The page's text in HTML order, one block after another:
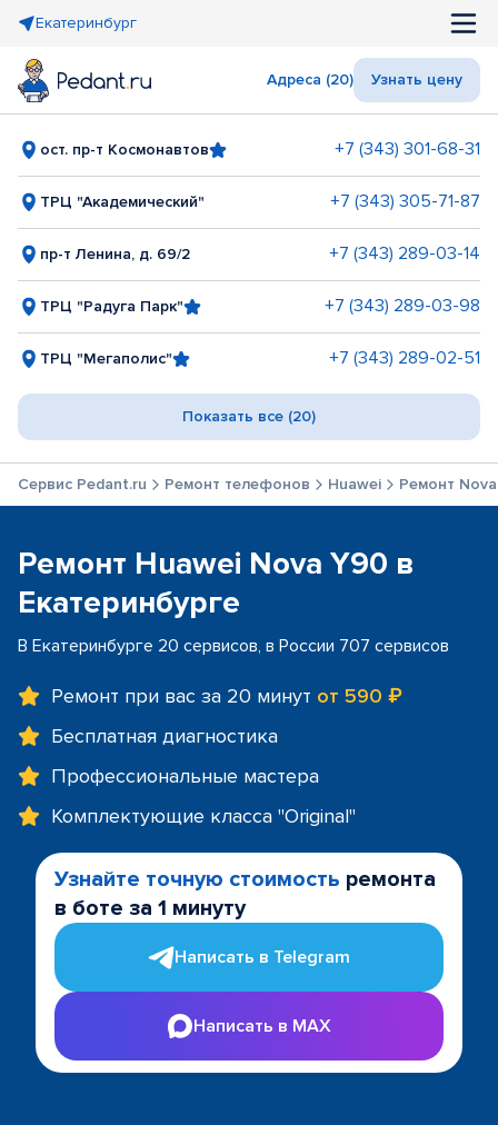
Екатеринбург
Адреса (20) Узнать цену
ост. пр-т Космонавтов +7 (343) 301-68-31
ТРЦ "Академический" +7 (343) 305-71-87
пр-т Ленина, д. 69/2 +7 (343) 289-03-14
ТРЦ "Радуга Парк" +7 (343) 289-03-98
ТРЦ "Мегаполис" +7 (343) 289-02-51
Показать все (20)
Сервис Pedant.ru Ремонт телефонов Huawei Ремонт
Ремонт Huawei Nova Y90 в
Екатеринбурге
В Екатеринбурге 20 сервисов, в России 707 сервисов
Ремонт при вас за 20 минут от 590 ₽
Бесплатная диагностика
Профессиональные мастера
Комплектующие класса "Original"
Узнайте точную стоимость ремонта
в боте за 1 минуту
Написать в Telegram
Написать в MAX